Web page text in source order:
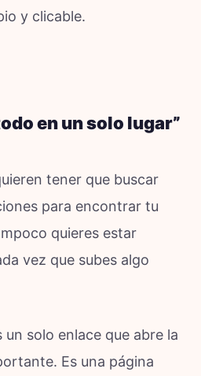
y clicable.
en un solo lugar”
tener que buscar
para encontrar tu
quieres estar
vez que subes algo
solo enlace que abre la
Es una página